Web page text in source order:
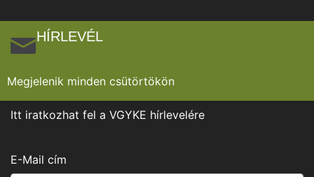
HÍRLEVÉL
Megjelenik minden csütörtökön
Itt iratkozhat fel a VGYKE hírlevelére
E-Mail cím